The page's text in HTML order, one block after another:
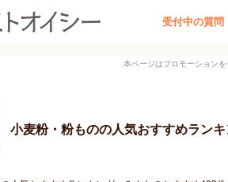
受付中の質問
本ページはプロモーション
小麦粉・粉ものの人気おすすめラン